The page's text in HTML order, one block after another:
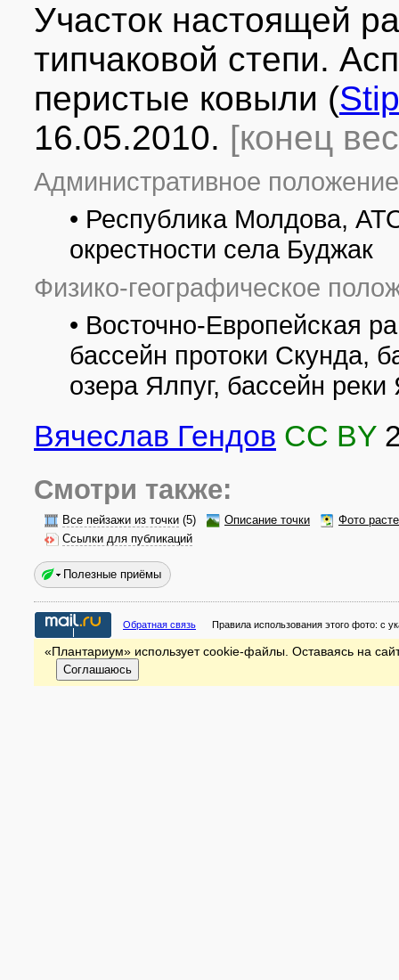
Участок настоящей
типчаковой степи.
перистые ковыли (
16.05.2010. [конец
Административное
• Республика Молдова,
окрестности села Буджак
Физико-географическое
• Восточно-Европейская
бассейн протоки Скунда,
озера Ялпуг, бассейн реки
Вячеслав Гендов CC BY
Смотри также:
Все пейзажи из точки (5) Описание точки
Фото
Ссылки для публикаций
Полезные приёмы
Обратная связь Правила использования этого фото: с
«Плантариум» использует cookie-файлы. Оставаясь на
Соглашаюсь